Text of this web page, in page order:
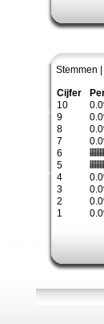
Stemmen |
Cijfer
10
9
8
7
6
5
4
3
2
1